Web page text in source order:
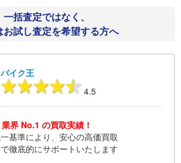
一括査定ではなく、
お試し査定を希望する方へ
バイク王
4.5
業界 No.1 の買取実績！
基準により、安心の高価買取
徹底的にサポートいたします